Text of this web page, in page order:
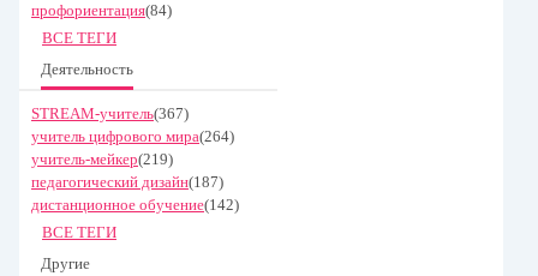
профориентация(84)
ВСЕ ТЕГИ
Деятельность
STREAM-учитель(367)
учитель цифрового мира(264)
учитель-мейкер(219)
педагогический дизайн(187)
дистанционное обучение(142)
ВСЕ ТЕГИ
Другие